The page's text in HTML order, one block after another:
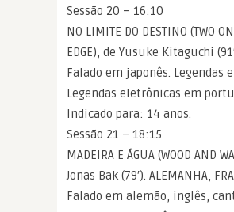
Sessão 20 – 16:10
NO LIMITE DO DESTINO (TWO
EDGE), de Yusuke Kitaguchi
Falado em japonês. Legendas
Legendas eletrônicas em
Indicado para: 14 anos.
Sessão 21 – 18:15
MADEIRA E ÁGUA (WOOD AND
Jonas Bak (79′). ALEMANHA,
Falado em alemão, inglês,